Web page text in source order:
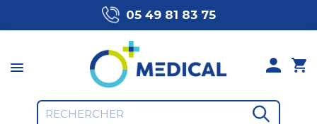
05 49 81 83 75